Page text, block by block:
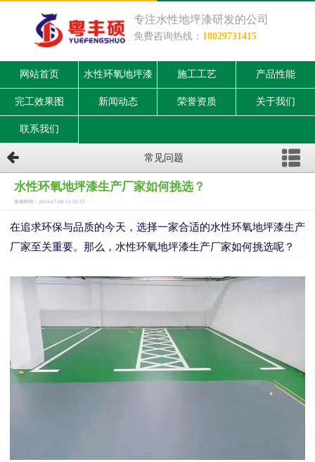
专注水性地坪漆研发的公司
免费咨询热线： 18029731415
网站首页 水性环氧地坪漆 施工工艺 产品性能
完工效果图 新闻动态 荣誉资质 关于我们
联系我们
常见问题
水性环氧地坪漆生产厂家如何挑选？
发表时间：2024-07-08 15:20:55
在追求环保与品质的今天，选择一家合适的水性环氧地坪漆生产
厂家至关重要。 那么， 水性环氧地坪漆生产厂家如何挑选呢？